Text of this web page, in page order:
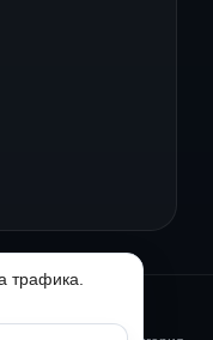
трафика.